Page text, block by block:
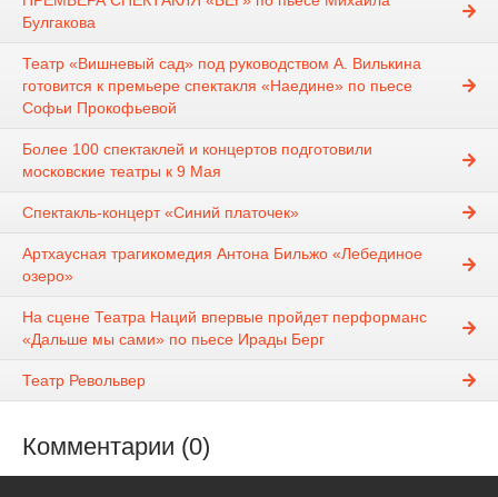
Булгакова
Театр «Вишневый сад» под руководством А. Вилькина
готовится к премьере спектакля «Наедине» по пьесе
Софьи Прокофьевой
Более 100 спектаклей и концертов подготовили
московские театры к 9 Мая
Спектакль-концерт «Синий платочек»
Артхаусная трагикомедия Антона Бильжо «Лебединое
озеро»
На сцене Театра Наций впервые пройдет перформанс
«Дальше мы сами» по пьесе Ирады Берг
Театр Револьвер
Комментарии (0)